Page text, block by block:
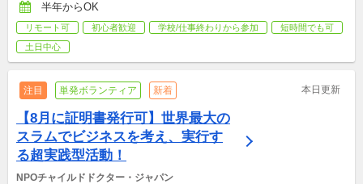
半年からOK
リモート可 初心者歓迎 学校/仕事終わりから参加
短時間でも可
土日中心
注目 単発ボランティア 新着 本日更新
【8月に証明書発行可】世界最大の
スラムでビジネスを考え、実行す
る超実践型活動！
NPOチャイルドドクター・ジャパン